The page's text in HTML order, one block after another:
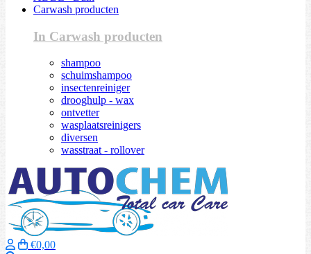
Carwash producten
In Carwash producten
shampoo
schuimshampoo
insectenreiniger
drooghulp - wax
ontvetter
wasplaatsreinigers
diversen
wasstraat - rollover
€0,00